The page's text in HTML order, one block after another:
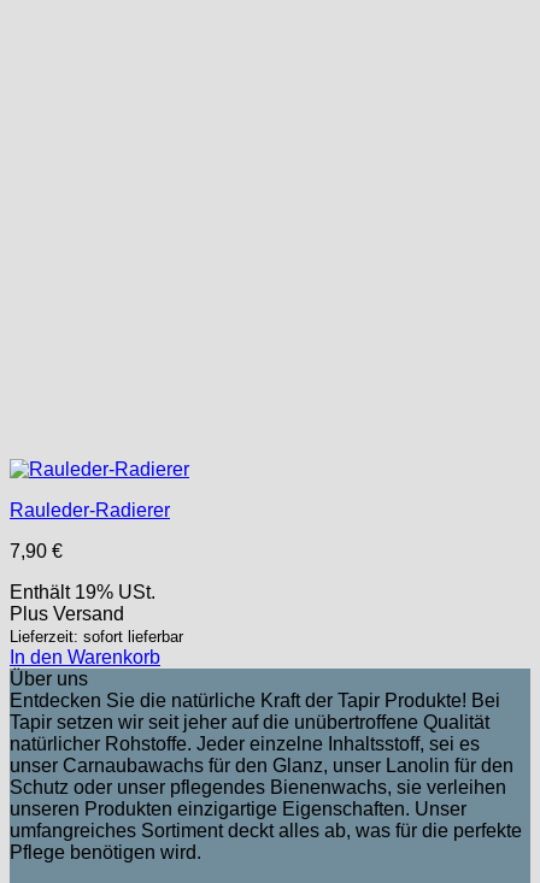
Rauleder-Radierer
7,90 €
Enthält 19% USt.
Plus Versand
Lieferzeit: sofort lieferbar
In den Warenkorb
Über uns
Entdecken Sie die natürliche Kraft der Tapir Produkte! Bei
Tapir setzen wir seit jeher auf die unübertroffene Qualität
natürlicher Rohstoffe. Jeder einzelne Inhaltsstoff, sei es
unser Carnaubawachs für den Glanz, unser Lanolin für den
Schutz oder unser pflegendes Bienenwachs, sie verleihen
unseren Produkten einzigartige Eigenschaften. Unser
umfangreiches Sortiment deckt alles ab, was für die perfekte
Pflege benötigen wird.